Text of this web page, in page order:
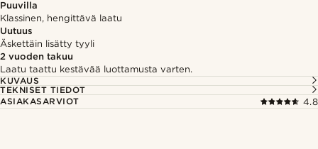
Puuvilla
Klassinen, hengittävä laatu
Uutuus
Äskettäin lisätty tyyli
2 vuoden takuu
Laatu taattu kestävää luottamusta varten.
KUVAUS
TEKNISET TIEDOT
ASIAKASARVIOT
4.8